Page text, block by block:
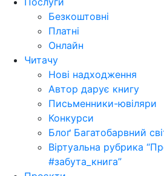
Безкоштовні
Платні
Онлайн
Читачу
Нові надходження
Автор дарує книгу
Письменники-ювіляри
Конкурси
Блоґ Багатобарвний
Віртуальна рубрика
#забута_книга”